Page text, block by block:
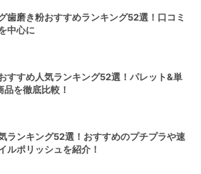
歯磨き粉おすすめランキング52選！口コミ
中心に
すすめ人気ランキング52選！パレット&単
を徹底比較！
ランキング52選！おすすめのプチプラや速
ルポリッシュを紹介！